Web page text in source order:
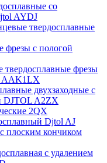
со
AYDJ
твердосплавные
фрезы с пологой
твердосплавные фрезы
AAK1LX
двухзаходные с
DJTOL A2ZX
2QX
Djtol AJ
плоским кончиком
с удалением